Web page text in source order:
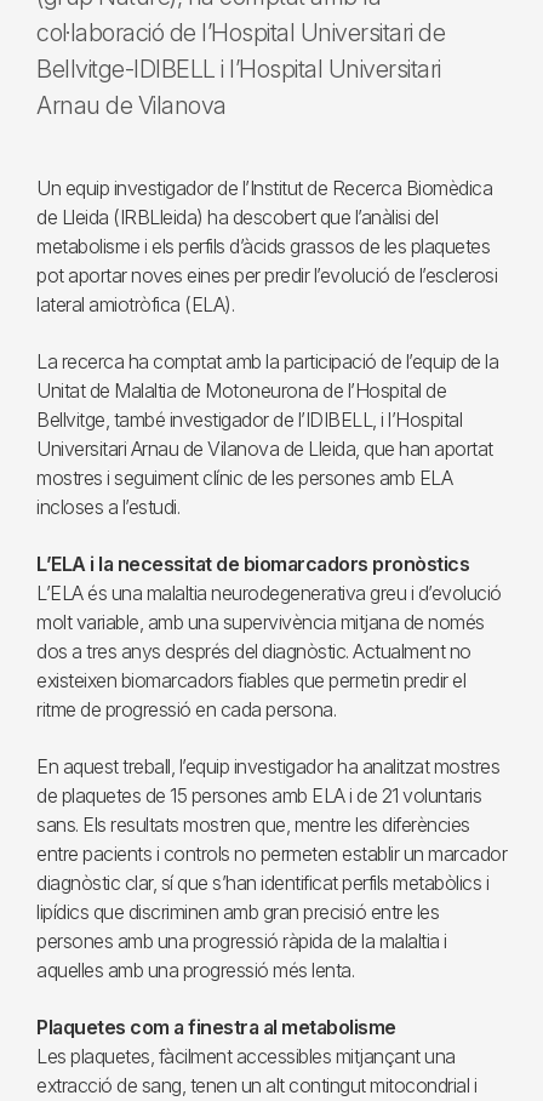
col·laboració de l’Hospital Universitari de
Bellvitge-IDIBELL i l’Hospital Universitari
Arnau de Vilanova
Un equip investigador de l’Institut de Recerca Biomèdica
de Lleida (IRBLleida) ha descobert que l’anàlisi del
metabolisme i els perfils d’àcids grassos de les plaquetes
pot aportar noves eines per predir l’evolució de l’esclerosi
lateral amiotròfica (ELA).
La recerca ha comptat amb la participació de l’equip de la
Unitat de Malaltia de Motoneurona de l’Hospital de
Bellvitge, també investigador de l’IDIBELL, i l’Hospital
Universitari Arnau de Vilanova de Lleida, que han aportat
mostres i seguiment clínic de les persones amb ELA
incloses a l’estudi.
L’ELA i la necessitat de biomarcadors pronòstics
L’ELA és una malaltia neurodegenerativa greu i d’evolució
molt variable, amb una supervivència mitjana de només
dos a tres anys després del diagnòstic. Actualment no
existeixen biomarcadors fiables que permetin predir el
ritme de progressió en cada persona.
En aquest treball, l’equip investigador ha analitzat mostres
de plaquetes de 15 persones amb ELA i de 21 voluntaris
sans. Els resultats mostren que, mentre les diferències
entre pacients i controls no permeten establir un marcador
diagnòstic clar, sí que s’han identificat perfils metabòlics i
lipídics que discriminen amb gran precisió entre les
persones amb una progressió ràpida de la malaltia i
aquelles amb una progressió més lenta.
Plaquetes com a finestra al metabolisme
Les plaquetes, fàcilment accessibles mitjançant una
extracció de sang, tenen un alt contingut mitocondrial i